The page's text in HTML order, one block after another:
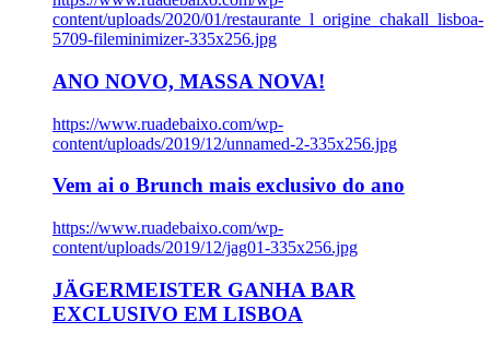
content/uploads/2020/01/restaurante_l_origine_chakall_lisboa-
5709-fileminimizer-335x256.jpg
ANO NOVO, MASSA NOVA!
https://www.ruadebaixo.com/wp-
content/uploads/2019/12/unnamed-2-335x256.jpg
Vem ai o Brunch mais exclusivo do ano
https://www.ruadebaixo.com/wp-
content/uploads/2019/12/jag01-335x256.jpg
JÄGERMEISTER GANHA BAR
EXCLUSIVO EM LISBOA